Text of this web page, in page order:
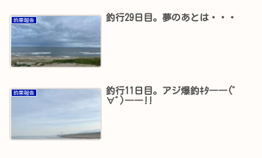
釣果報告 釣行29日目。夢のあとは・・・
釣果報告
釣行11日目。アジ爆釣ｷﾀ――(ﾟ
∀ﾟ)――!!